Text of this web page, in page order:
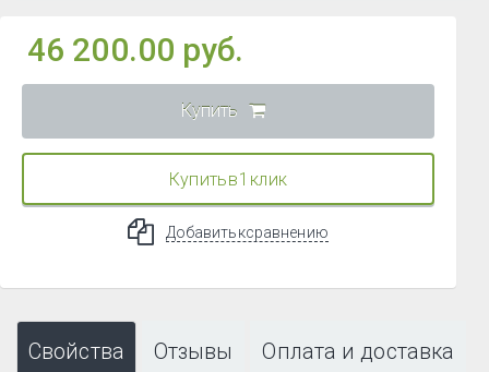
46 200.00 руб.
Купить
Купить в 1 клик
Добавить к сравнению
Свойства Отзывы Оплата и доставка